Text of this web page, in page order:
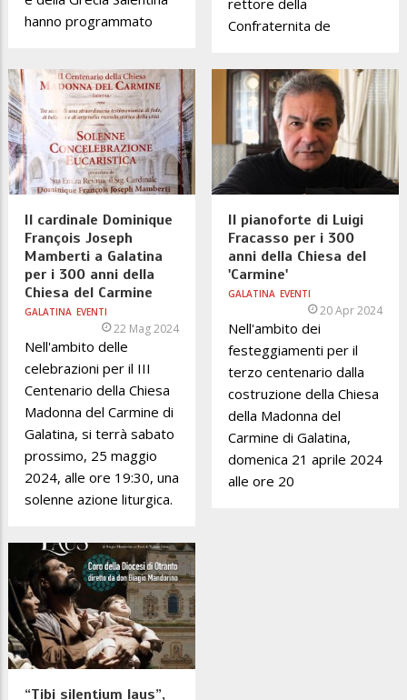
hanno programmato
Confraternita de
Il cardinale Dominique
François Joseph
Mamberti a Galatina
per i 300 anni della
Chiesa del Carmine
GALATINA EVENTI
22 Mag 2024
Nell'ambito delle
celebrazioni per il III
Centenario della Chiesa
Madonna del Carmine di
Galatina, si terrà sabato
prossimo, 25 maggio
2024, alle ore 19:30, una
solenne azione liturgica.
Il pianoforte di Luigi
Fracasso per i 300
anni della Chiesa del
'Carmine'
GALATINA EVENTI
20 Apr 2024
Nell'ambito dei
festeggiamenti per il
terzo centenario dalla
costruzione della Chiesa
della Madonna del
Carmine di Galatina,
domenica 21 aprile 2024
alle ore 20
“Tibi silentium laus”,